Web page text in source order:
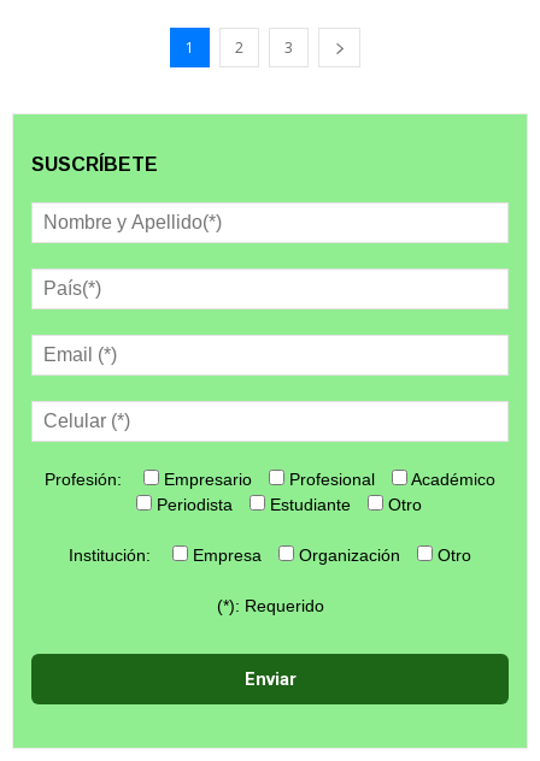
1 2 3
SUSCRÍBETE
Profesión: Empresario Profesional
Académico
Periodista
Estudiante Otro
Institución: Empresa Organización Otro
(*): Requerido